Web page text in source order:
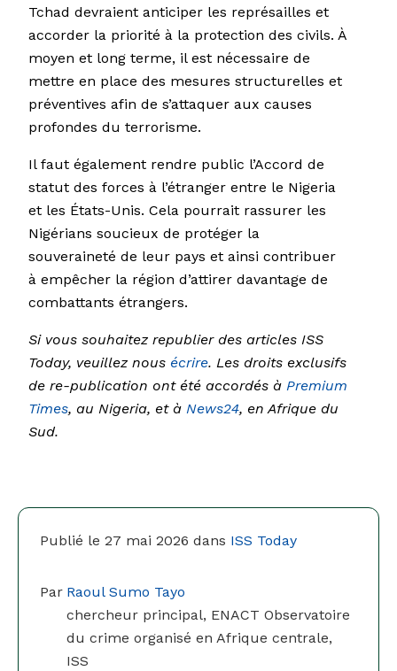
Publié le 27 mai 2026 dans ISS Today
Par Raoul Sumo Tayo
chercheur principal, ENACT Observatoire
du crime organisé en Afrique centrale,
ISS
Tchad devraient anticiper les représailles et
accorder la priorité à la protection des civils. À
moyen et long terme, il est nécessaire de
mettre en place des mesures structurelles et
préventives afin de s’attaquer aux causes
profondes du terrorisme.
Il faut également rendre public l’Accord de
statut des forces à l’étranger entre le Nigeria
et les États-Unis. Cela pourrait rassurer les
Nigérians soucieux de protéger la
souveraineté de leur pays et ainsi contribuer
à empêcher la région d’attirer davantage de
combattants étrangers.
Si vous souhaitez republier des articles ISS
Today, veuillez nous écrire. Les droits exclusifs
de re-publication ont été accordés à Premium
Times, au Nigeria, et à News24, en Afrique du
Sud.